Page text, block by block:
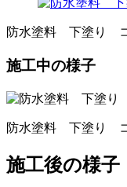
防水塗料 下塗り
施工中の様子
防水塗料 下塗り
施工後の様子